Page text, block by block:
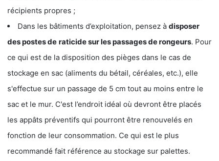
récipients propres ;
Dans les bâtiments d’exploitation, pensez à disposer
des postes de raticide sur les passages de rongeurs. Pour
ce qui est de la disposition des pièges dans le cas de
stockage en sac (aliments du bétail, céréales, etc.), elle
s'effectue sur un passage de 5 cm tout au moins entre le
sac et le mur. C'est l’endroit idéal où devront être placés
les appâts préventifs qui pourront être renouvelés en
fonction de leur consommation. Ce qui est le plus
recommandé fait référence au stockage sur palettes.